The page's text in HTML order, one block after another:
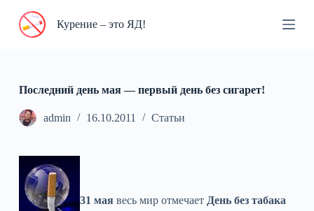
П
и
Курение – это ЯД!
Последний день мая — первый день без сигарет!
admin 16.10.2011 Статьи
31 маявесь мир отмечает День без табака